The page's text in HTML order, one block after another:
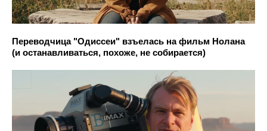
Переводчица "Одиссеи" взъелась на фильм Нолана
(и останавливаться, похоже, не собирается)